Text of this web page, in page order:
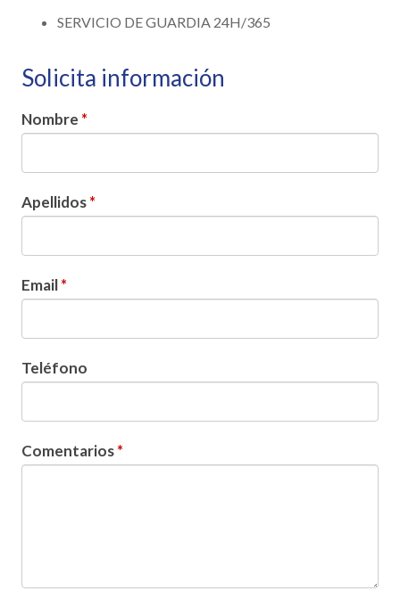
SERVICIO DE GUARDIA 24H/365
Solicita información
Nombre *
Apellidos*
Email*
Teléfono
Comentarios*